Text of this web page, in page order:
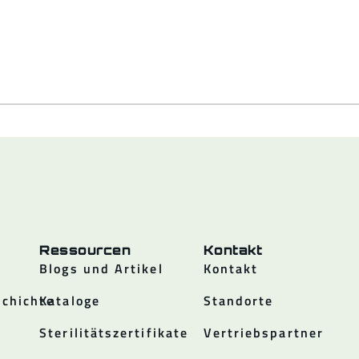
Ressourcen
Blogs und Artikel
Kataloge
Sterilitätszertifikate
Kontakt
Kontakt
Standorte
Vertriebspartner